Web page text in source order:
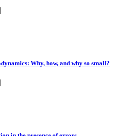
Why, how, and why so small?